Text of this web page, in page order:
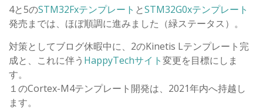
4と5のSTM32Fxテンプレート とSTM32G0xテンプレート
発売までは、ほぼ順調に進みました（緑ステータス）。
対策としてブログ休暇中に、2のKinetis Lテンプレート完
成と、これに伴う HappyTechサイト変更を目標にしま
す。
１のCortex-M4テンプレート開発は、2021年内へ持越し
ます。